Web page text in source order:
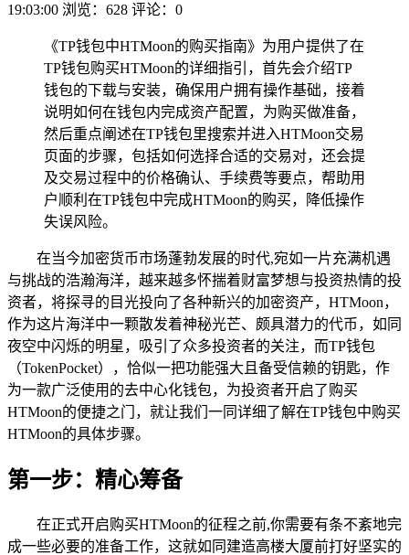
19:03:00 浏览：628 评论：0
《TP钱包中HTMoon的购买指南》为用户提供了在
TP钱包购买HTMoon的详细指引，首先会介绍TP
钱包的下载与安装，确保用户拥有操作基础，接着
说明如何在钱包内完成资产配置，为购买做准备，
然后重点阐述在TP钱包里搜索并进入HTMoon交易
页面的步骤，包括如何选择合适的交易对，还会提
及交易过程中的价格确认、手续费等要点，帮助用
户顺利在TP钱包中完成HTMoon的购买，降低操作
失误风险。
在当今加密货币市场蓬勃发展的时代,宛如一片充满机遇
与挑战的浩瀚海洋，越来越多怀揣着财富梦想与投资热情的投
资者，将探寻的目光投向了各种新兴的加密资产，HTMoon，
作为这片海洋中一颗散发着神秘光芒、颇具潜力的代币，如同
夜空中闪烁的明星，吸引了众多投资者的关注，而TP钱包
（TokenPocket），恰似一把功能强大且备受信赖的钥匙，作
为一款广泛使用的去中心化钱包，为投资者开启了购买
HTMoon的便捷之门，就让我们一同详细了解在TP钱包中购买
HTMoon的具体步骤。
第一步：精心筹备
在正式开启购买HTMoon的征程之前,你需要有条不紊地完
成一些必要的准备工作，这就如同建造高楼大厦前打好坚实的